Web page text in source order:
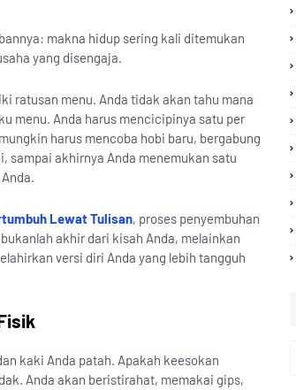
makna hidup sering kali ditemukan
yang disengaja.
ratusan menu. Anda tidak akan tahu mana
menu. Anda harus mencicipinya satu per
harus mencoba hobi baru, bergabung
sampai akhirnya Anda menemukan satu
Lewat Tulisan, proses penyembuhan
akhir dari kisah Anda, melainkan
versi diri Anda yang lebih tangguh
kaki Anda patah. Apakah keesokan
Anda akan beristirahat, memakai gips,